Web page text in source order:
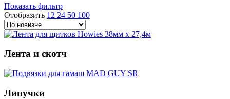
Показать фильтр
Отобразить 12 24 50 100
Лента и скотч
Липучки